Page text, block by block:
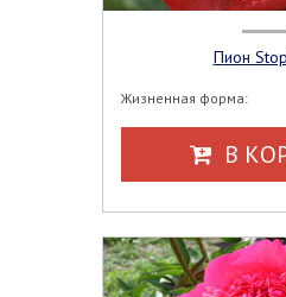
Пион
Жизненная форма:
В